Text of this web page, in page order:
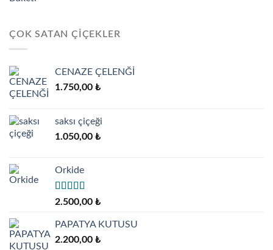
ÇOK SATAN ÇIÇEKLER
CENAZE ÇELENĞİ
1.750,00 ₺
saksı çiçeği
1.050,00 ₺
Orkide
5 üzerinden
2.500,00 ₺
PAPATYA KUTUSU
2.200,00 ₺